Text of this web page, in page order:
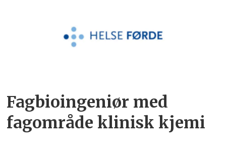
Fagbioingeniør med
fagområde klinisk kjemi